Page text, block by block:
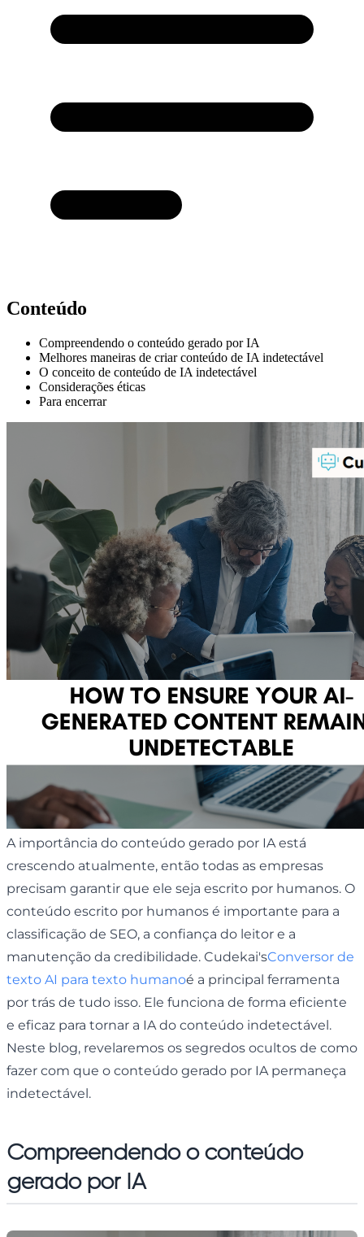
Conteúdo
Compreendendo o conteúdo gerado por IA
Melhores maneiras de criar conteúdo de IA indetectável
O conceito de conteúdo de IA indetectável
Considerações éticas
Para encerrar
A importância do conteúdo gerado por IA está
crescendo atualmente, então todas as empresas
precisam garantir que ele seja escrito por humanos. O
conteúdo escrito por humanos é importante para a
classificação de SEO, a confiança do leitor e a
manutenção da credibilidade. Cudekai'sConversor de
texto AI para texto humanoé a principal ferramenta
por trás de tudo isso. Ele funciona de forma eficiente
e eficaz para tornar a IA do conteúdo indetectável.
Neste blog, revelaremos os segredos ocultos de como
fazer com que o conteúdo gerado por IA permaneça
indetectável.
Compreendendo o conteúdo
gerado por IA